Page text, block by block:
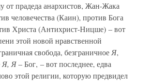
от прадеда анархистов, Жан-Жака
человечества (Каин), против Бога
Христа (Антихрист-Ницше) – вот
этой новой нравственной
свобода, безграничное Я,
Я, Я– Бог, – вот последнее, едва
этой религии, которую предвидел